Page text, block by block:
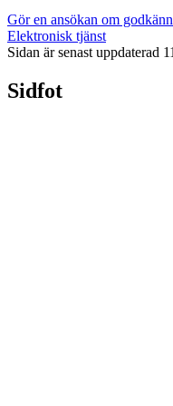
Gör en ansökan om
Elektronisk tjänst
Sidan är senast uppdaterad
Sidfot